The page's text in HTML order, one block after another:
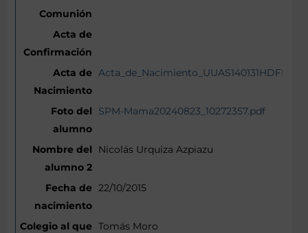
SPM-Mama20240823_10272357.pdf
Nicolás Urquiza Azpiazu
22/10/2015
Tomás Moro